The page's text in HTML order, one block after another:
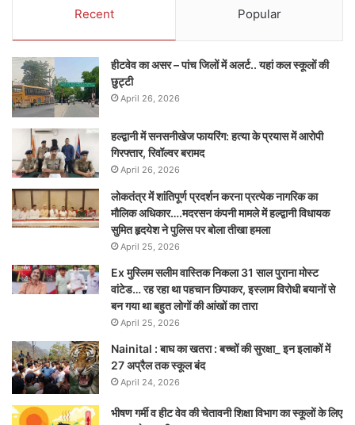
Recent Popular
हीटवेव का असर – पांच जिलों में अलर्ट.. यहां कल स्कूलों की
छुट्टी
April 26, 2026
हल्द्वानी में सनसनीखेज फायरिंग: हत्या के प्रयास में आरोपी
गिरफ्तार, रिवॉल्वर बरामद
April 26, 2026
लोकतंत्र में शांतिपूर्ण प्रदर्शन करना प्रत्येक नागरिक का
मौलिक अधिकार….मदरसन कंपनी मामले में हल्द्वानी विधायक
सुमित हृदयेश ने पुलिस पर बोला तीखा हमला
April 25, 2026
Ex मुस्लिम सलीम वास्तिक निकला 31 साल पुराना मोस्ट
वांटेड… रह रहा था पहचान छिपाकर, इस्लाम विरोधी बयानों से
बन गया था बहुत लोगों की आंखों का तारा
April 25, 2026
Nainital : बाघ का खतरा : बच्चों की सुरक्षा_ इन इलाकों में
27 अप्रैल तक स्कूल बंद
April 24, 2026
भीषण गर्मी व हीट वेव की चेतावनी शिक्षा विभाग का स्कूलों के लिए